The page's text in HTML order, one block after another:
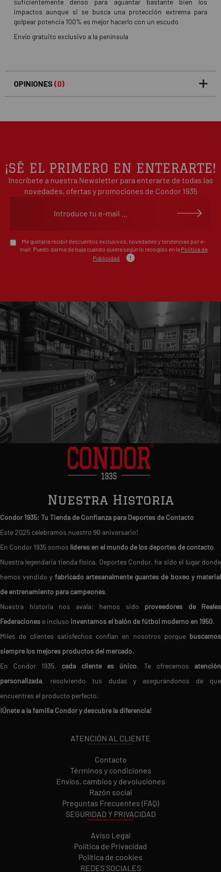
impactos aunque si se busca una protección extrema para
golpear potencia 100% es mejor hacerlo con un escudo
Envío gratuito exclusivo a la península
OPINIONES (0)
5
4
0%
estrellas
0%
1
estrellas 0%
¡SÉ EL PRIMERO EN ENTERARTE!
Inscríbete a nuestra Newsletter para enterarte de todas las
novedades, ofertas y promociones de Condor 1935
Me gustaría recibir descuentos exclusivos, novedades y tendencias por e-
mail. Puedo darme de baja cuando quiera según lo recogido en la Política de
Publicidad
Nuestra Historia
Condor 1935: Tu Tienda de Confianza para Deportes de Contacto
Este 2025 celebramos nuestro 90 aniversario!
En Condor 1935 somos líderes en el mundo de los deportes de contacto.
Nuestra legendaria tienda física, Deportes Condor, ha sido el lugar donde
hemos vendido y fabricado artesanalmente guantes de boxeo y material
de entrenamiento para campeones.
Nuestra historia nos avala: hemos sido proveedores de Reales
Federaciones e incluso inventamos el balón de fútbol moderno en 1950.
Miles de clientes satisfechos confían en nosotros porque buscamos
siempre los mejores productos del mercado.
En Condor 1935, cada cliente es único. Te ofrecemos atención
personalizada, resolviendo tus dudas y asegurándonos de que
encuentres el producto perfecto.
¡Únete a la familia Condor y descubre la diferencia!
ATENCIÓN AL CLIENTE
Contacto
Términos y condiciones
Envíos, cambios y devoluciones
Razón social
Preguntas Frecuentes (FAQ)
SEGURIDAD Y PRIVACIDAD
Aviso Legal
Política de Privacidad
Política de cookies
REDES SOCIALES